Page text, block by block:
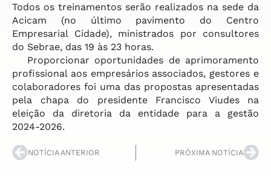
Todos os treinamentos serão realizados na sede da
Acicam (no último pavimento do Centro
Empresarial Cidade), ministrados por consultores
do Sebrae, das 19 às 23 horas.
Proporcionar oportunidades de aprimoramento
profissional aos empresários associados, gestores e
colaboradores foi uma das propostas apresentadas
pela chapa do presidente Francisco Viudes na
eleição da diretoria da entidade para a gestão
2024-2026.
NOTÍCIA ANTERIOR PRÓXIMA NOTÍCIA